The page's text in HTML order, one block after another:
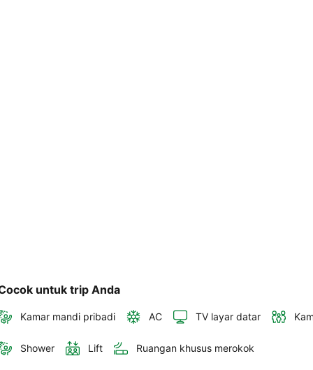
untuk trip Anda
Kamar mandi pribadi AC TV layar datar
Shower Lift Ruangan khusus merokok